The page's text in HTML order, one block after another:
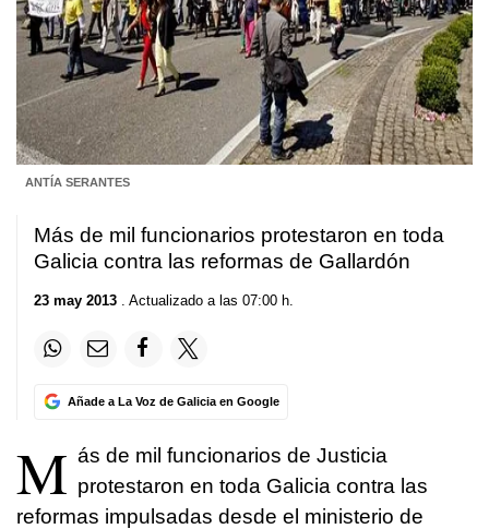
ANTÍA SERANTES
Más de mil funcionarios protestaron en toda
Galicia contra las reformas de Gallardón
23 may 2013 . Actualizado a las 07:00 h.
Añade a La Voz de Galicia en Google
M ás de mil funcionarios de Justicia
protestaron en toda Galicia contra las
reformas impulsadas desde el ministerio de